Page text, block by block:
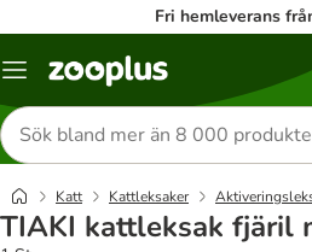
Fri hemleverans
Katalogmeny
Sök
efter
produkter
Katt Kattleksaker
TIAKI kattleksak fjäril